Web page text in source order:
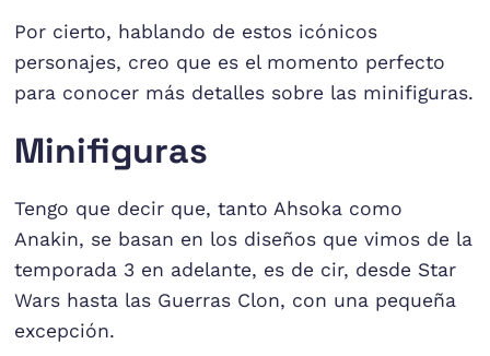
Por cierto, hablando de estos icónicos
personajes, creo que es el momento perfecto
para conocer más detalles sobre las minifiguras.
Minifiguras
Tengo que decir que, tanto Ahsoka como
Anakin, se basan en los diseños que vimos de la
temporada 3 en adelante, es de cir, desde Star
Wars hasta las Guerras Clon, con una pequeña
excepción.